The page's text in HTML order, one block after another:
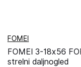
FOMEI
FOMEI 3-18x56
strelni daljnogled